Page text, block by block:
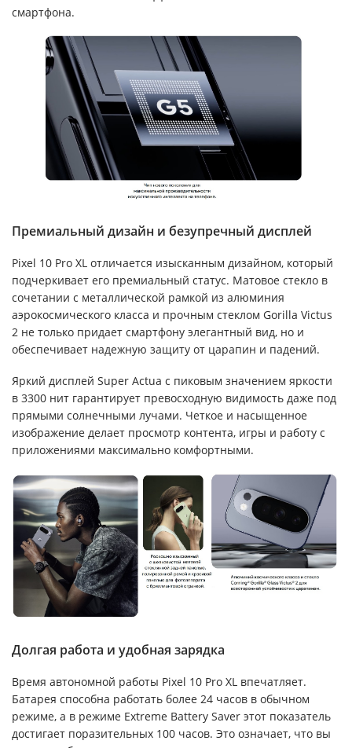
смартфона.
Премиальный дизайн и безупречный дисплей
Pixel 10 Pro XL отличается изысканным дизайном, который
подчеркивает его премиальный статус. Матовое стекло в
сочетании с металлической рамкой из алюминия
аэрокосмического класса и прочным стеклом Gorilla Victus
2 не только придает смартфону элегантный вид, но и
обеспечивает надежную защиту от царапин и падений.
Яркий дисплей Super Actua с пиковым значением яркости
в 3300 нит гарантирует превосходную видимость даже под
прямыми солнечными лучами. Четкое и насыщенное
изображение делает просмотр контента, игры и работу с
приложениями максимально комфортными.
Долгая работа и удобная зарядка
Время автономной работы Pixel 10 Pro XL впечатляет.
Батарея способна работать более 24 часов в обычном
режиме, а в режиме Extreme Battery Saver этот показатель
достигает поразительных 100 часов. Это означает, что вы